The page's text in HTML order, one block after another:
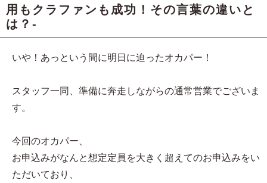
用もクラファンも成功！その言葉の違いと
は？-
いや！あっという間に明日に迫ったオカパー！
スタッフ一同、準備に奔走しながらの通常営業でございま
す。
今回のオカパー、
お申込みがなんと想定定員を大きく超えてのお申込みをい
ただいており、